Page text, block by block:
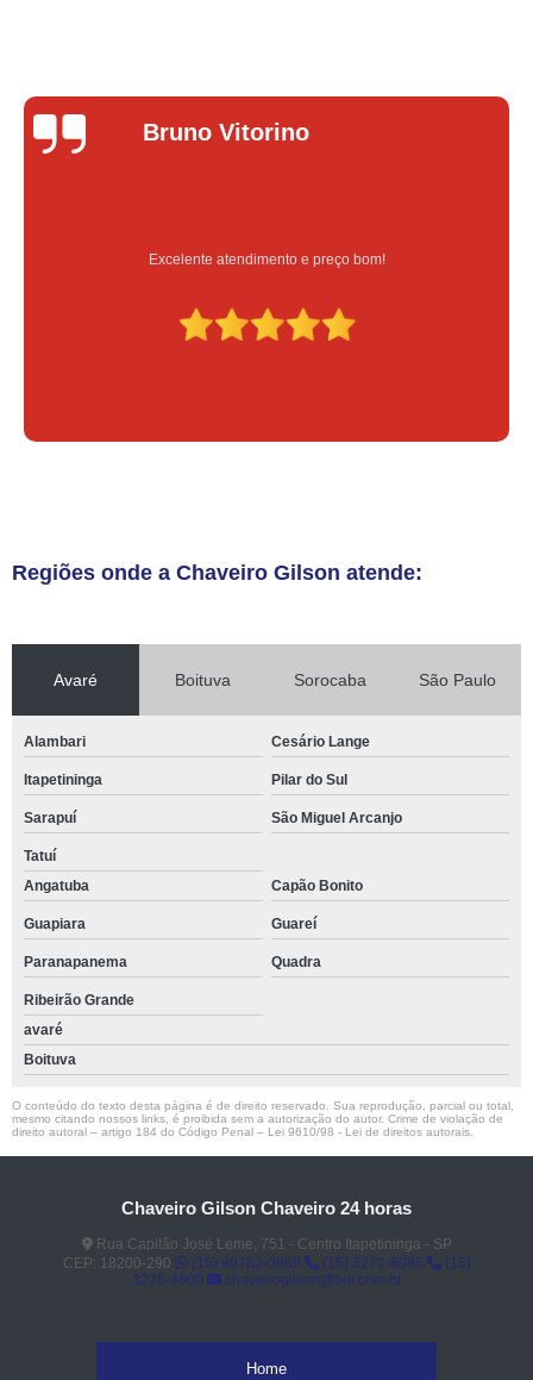
Lucas Donadel
Serviço feito na hora e de qualidade
Regiões onde a Chaveiro Gilson atende:
Avaré Boituva Sorocaba São Paulo
Alambari Cesário Lange
Itapetininga Pilar do Sul
Sarapuí São Miguel Arcanjo
Tatuí
Angatuba
Capão Bonito
Guapiara Guareí
Paranapanema Quadra
Ribeirão Grande
avaré
Boituva
O conteúdo do texto desta página é de direito reservado. Sua reprodução, parcial ou total,
mesmo citando nossos links, é proibida sem a autorização do autor. Crime de violação de
direito autoral – artigo 184 do Código Penal – Lei 9610/98 - Lei de direitos autorais
Chaveiro Gilson Chaveiro 24 horas
Rua Capitão José Leme, 751 - Centro Itapetininga - SP
CEP: 18200-290
(15) 99782-0869 (15) 3272-6086
(15)
3275-4600
chaveirogilson@bol.com.br
Home